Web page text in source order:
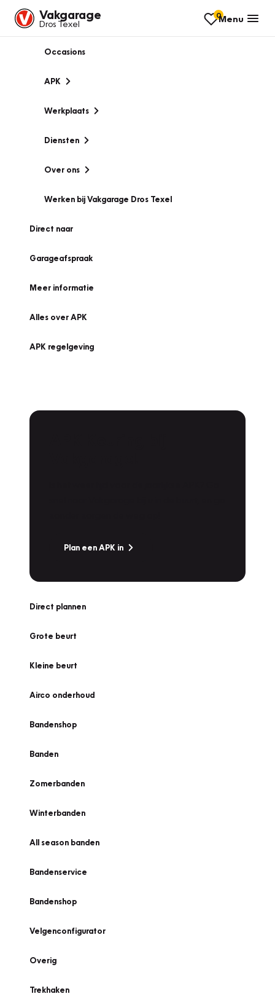
Vakgarage
Dros Texel
0Menu
Occasions
APK
Werkplaats
Diensten
Over ons
Werken bij Vakgarage Dros Texel
Direct naar
Garageafspraak
Meer informatie
Alles over APK
APK regelgeving
Plan een APK in
Direct plannen
Grote beurt
Kleine beurt
Airco onderhoud
Bandenshop
Banden
Zomerbanden
Winterbanden
All season banden
Bandenservice
Bandenshop
Velgenconfigurator
Overig
Trekhaken